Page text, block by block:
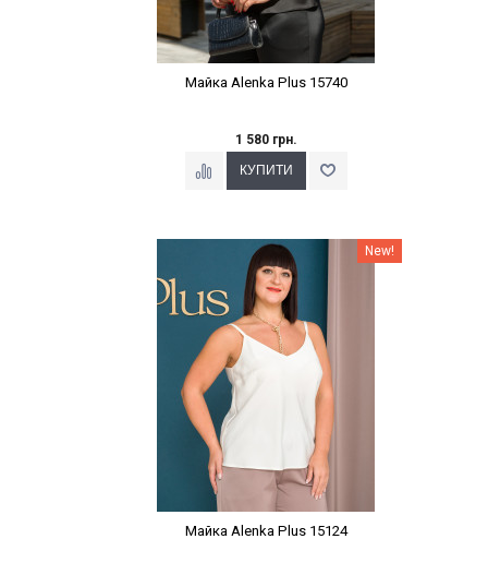
Майка Alenka Plus 15740
1 580 грн.
Наклейки Варіант з % New!
Майка Alenka Plus 15124